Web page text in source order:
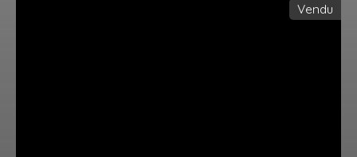
Vendu